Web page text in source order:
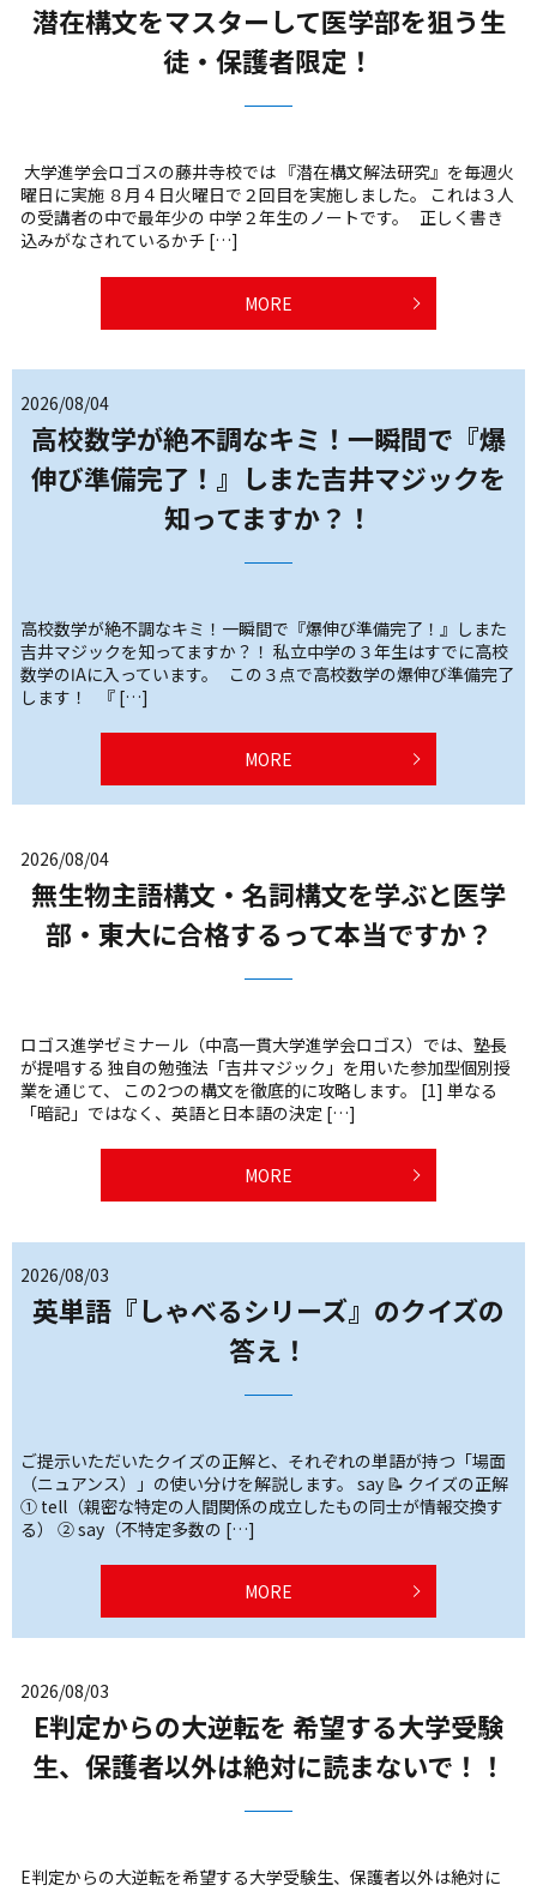
潜在構文をマスターして医学部を狙う生
徒・保護者限定！
大学進学会ロゴスの藤井寺校では 『潜在構文解法研究』を毎週火
曜日に実施 ８月４日火曜日で２回目を実施しました。 これは３人
の受講者の中で最年少の 中学２年生のノートです。 正しく書き
込みがなされているかチ […]
MORE
2026/08/04
高校数学が絶不調なキミ！一瞬間で『爆
伸び準備完了！』しまた吉井マジックを
知ってますか？！
高校数学が絶不調なキミ！一瞬間で『爆伸び準備完了！』しまた
吉井マジックを知ってますか？！ 私立中学の３年生はすでに高校
数学のⅠAに入っています。 この３点で高校数学の爆伸び準備完了
します！ 『 […]
MORE
2026/08/04
無生物主語構文・名詞構文を学ぶと医学
部・東大に合格するって本当ですか？
ロゴス進学ゼミナール（中高一貫大学進学会ロゴス）では、塾長
が提唱する 独自の勉強法「吉井マジック」を用いた参加型個別授
業を通じて、 この2つの構文を徹底的に攻略します。 [1] 単なる
「暗記」ではなく、英語と日本語の決定 […]
MORE
2026/08/03
英単語『しゃべるシリーズ』のクイズの
答え！
ご提示いただいたクイズの正解と、それぞれの単語が持つ「場面
（ニュアンス）」の使い分けを解説します。 say 📝 クイズの正解
① tell（親密な特定の人間関係の成立したもの同士が情報交換す
る） ② say（不特定多数の […]
MORE
2026/08/03
E判定からの大逆転を 希望する大学受験
生、保護者以外は絶対に読まないで！！
E判定からの大逆転を希望する大学受験生、保護者以外は絶対に